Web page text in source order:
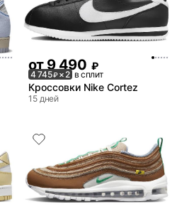
от9 490 ₽
4 745₽× 2 в сплит
Кроссовки Nike Cortez
15 дней